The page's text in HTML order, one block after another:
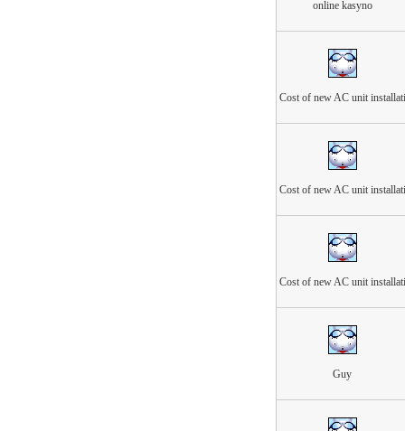
online kasyno
Cost of new AC unit installati
Cost of new AC unit installati
Cost of new AC unit installati
Guy